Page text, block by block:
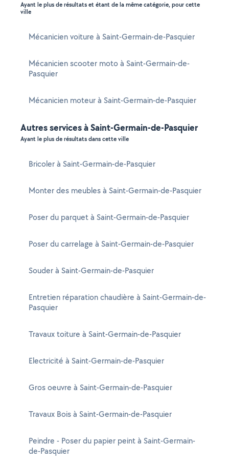
Ayant le plus de résultats et étant de la même catégorie, pour cette
ville
Mécanicien voiture à Saint-Germain-de-Pasquier
Mécanicien scooter moto à Saint-Germain-de-
Pasquier
Mécanicien moteur à Saint-Germain-de-Pasquier
Autres services à Saint-Germain-de-Pasquier
Ayant le plus de résultats dans cette ville
Bricoler à Saint-Germain-de-Pasquier
Monter des meubles à Saint-Germain-de-Pasquier
Poser du parquet à Saint-Germain-de-Pasquier
Poser du carrelage à Saint-Germain-de-Pasquier
Souder à Saint-Germain-de-Pasquier
Entretien réparation chaudière à Saint-Germain-de-
Pasquier
Travaux toiture à Saint-Germain-de-Pasquier
Electricité à Saint-Germain-de-Pasquier
Gros oeuvre à Saint-Germain-de-Pasquier
Travaux Bois à Saint-Germain-de-Pasquier
Peindre - Poser du papier peint à Saint-Germain-
de-Pasquier